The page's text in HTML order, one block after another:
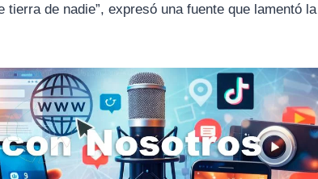
de nadie”, expresó una fuente que lamentó